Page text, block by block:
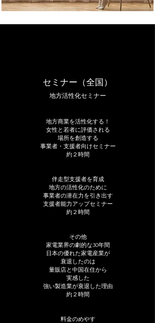
​セミナー（全国）
地方活性化セミナー
地方商業を活性化する！
女性と若者に評価される
場所を創造する
事業者・支援者向けセミナー
約２時間
伴走型支援者を育成
地方の活性化のために
事業者の潜在力を引き出す
支援者能力アップセミナー
​約２時間
その他
家電業界の劇的な30年間
日本の優れた家電産業が
衰退したのは
量販店と中国在住から
実感した
強い製造業が衰退した理由
約２時間
​料金のめやす